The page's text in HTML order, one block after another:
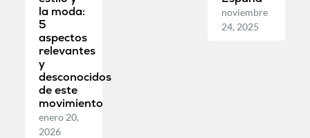
la moda:
5
aspectos
relevantes
y
desconocidos
de este
movimiento
enero 20,
2026
noviembre
24, 2025